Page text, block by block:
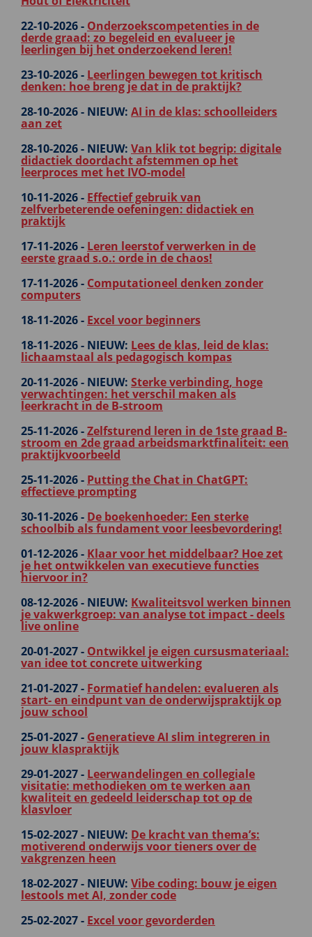
22-10-2026 - Onderzoekscompetenties in de
derde graad: zo begeleid en evalueer je
leerlingen bij het onderzoekend leren!
23-10-2026 - Leerlingen bewegen tot kritisch
denken: hoe breng je dat in de praktijk?
28-10-2026 - NIEUW: AI in de klas: schoolleiders
aan zet
28-10-2026 - NIEUW: Van klik tot begrip: digitale
didactiek doordacht afstemmen op het
leerproces met het IVO-model
10-11-2026 - Effectief gebruik van
zelfverbeterende oefeningen: didactiek en
praktijk
17-11-2026 - Leren leerstof verwerken in de
eerste graad s.o.: orde in de chaos!
17-11-2026 - Computationeel denken zonder
computers
18-11-2026 - Excel voor beginners
18-11-2026 - NIEUW: Lees de klas, leid de klas:
lichaamstaal als pedagogisch kompas
20-11-2026 - NIEUW: Sterke verbinding, hoge
verwachtingen: het verschil maken als
leerkracht in de B-stroom
25-11-2026 -Zelfsturend leren in de 1ste graad B-
stroom en 2de graad arbeidsmarktfinaliteit: een
praktijkvoorbeeld
25-11-2026 - Putting the Chat in ChatGPT:
effectieve prompting
30-11-2026 - De boekenhoeder: Een sterke
schoolbib als fundament voor leesbevordering!
01-12-2026 - Klaar voor het middelbaar? Hoe zet
je het ontwikkelen van executieve functies
hiervoor in?
08-12-2026 - NIEUW: Kwaliteitsvol werken binnen
je vakwerkgroep: van analyse tot impact - deels
live online
20-01-2027 - Ontwikkel je eigen cursusmateriaal:
van idee tot concrete uitwerking
21-01-2027 - Formatief handelen: evalueren als
start- en eindpunt van de onderwijspraktijk op
jouw school
25-01-2027 - Generatieve AI slim integreren in
jouw klaspraktijk
29-01-2027 - Leerwandelingen en collegiale
visitatie: methodieken om te werken aan
kwaliteit en gedeeld leiderschap tot op de
klasvloer
15-02-2027 - NIEUW: De kracht van thema’s:
motiverend onderwijs voor tieners over de
vakgrenzen heen
18-02-2027 - NIEUW: Vibe coding: bouw je eigen
lestools met AI, zonder code
25-02-2027 - Excel voor gevorderden